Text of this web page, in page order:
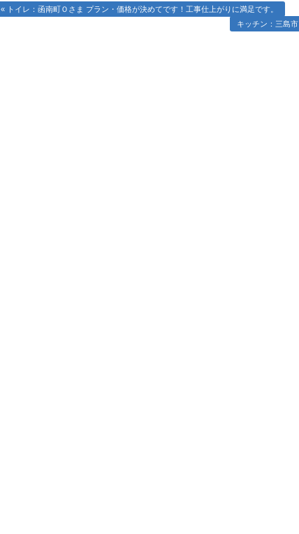
« トイレ：函南町Ｏさま プラン・価格が決めてです！工事仕上がりに満足です。
キッチン：三島